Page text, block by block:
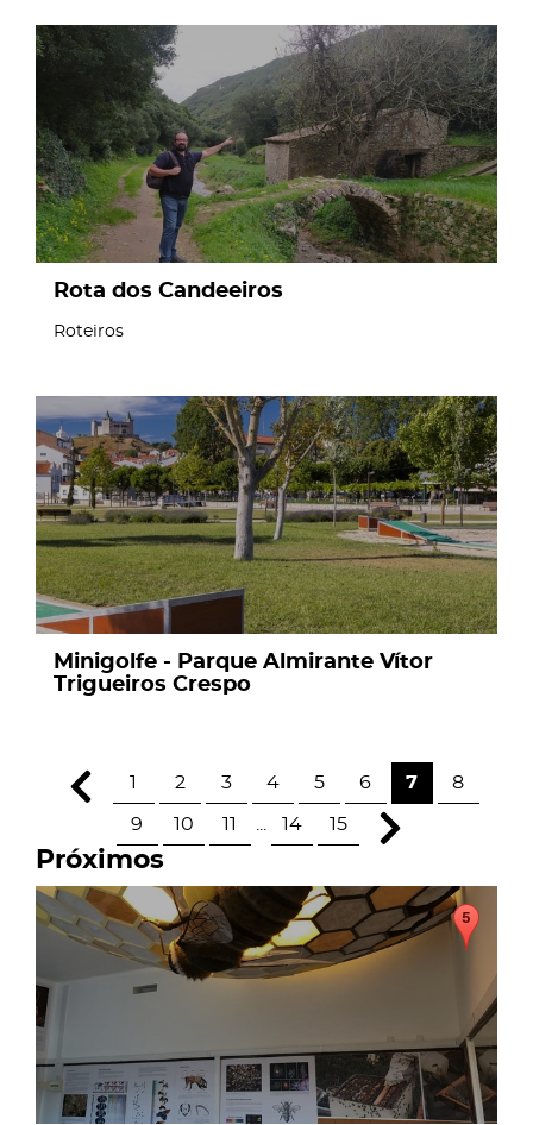
page
Rota dos Candeeiros
Roteiros
page
Minigolfe - Parque Almirante Vítor
Trigueiros Crespo
1 2 3 4 5 6 7 8
9 10 11 14 15
Próximos
page